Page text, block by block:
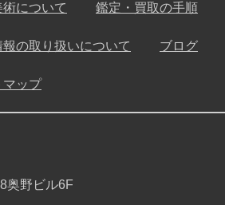
について 鑑定・買取の手順
の取り扱いについて ブログ
マップ
奥野ビル6F